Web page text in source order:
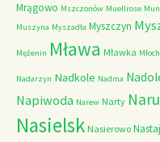
Mrągowo Mszczonów Muellrose
Muszyna Myszadła Myszczyn
Mężenin Mława Mławka
Nadarzyn Nadkole Nadma
Napiwoda Narew Narty
Nasielsk Nasierowo